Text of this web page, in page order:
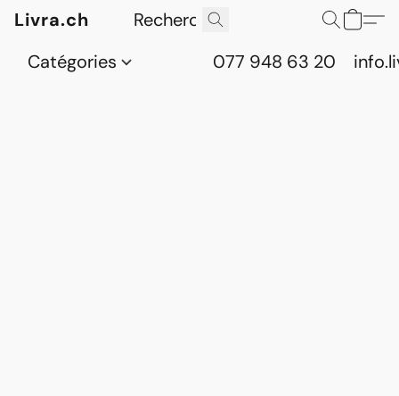
Livra.ch
Catégories
077 948 63 20